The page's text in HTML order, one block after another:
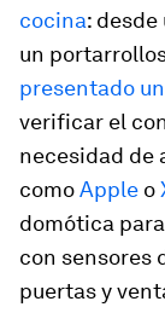
cocina:
un
presentado
verificar el
necesidad de
comoApple o
domótica
con sensores
puertas y